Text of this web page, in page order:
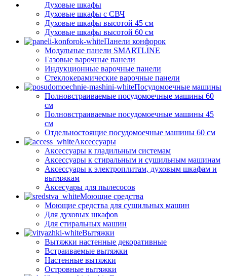
Духовые шкафы
Духовые шкафы с СВЧ
Духовые шкафы высотой 45 см
Духовые шкафы высотой 60 см
Панели конфорок
Модульные панели SMARTLINE
Газовые варочные панели
Индукционные варочные панели
Стеклокерамические варочные панели
Посудомоечные машины
Полновстраиваемые посудомоечные машины 60
см
Полновстраиваемые посудомоечные машины 45
см
Отдельностоящие посудомоечные машины 60 см
Аксессуары
Аксессуары к гладильным системам
Аксессуары к стиральным и сушильным машинам
Аксессуары к электроплитам, духовым шкафам и
вытяжкам
Аксесуары для пылесосов
Моющие средства
Моющие средства для сушильных машин
Для духовых шкафов
Для стиральных машин
Вытяжки
Вытяжки настенные декоративные
Встраиваемые вытяжки
Настенные вытяжки
Островные вытяжки